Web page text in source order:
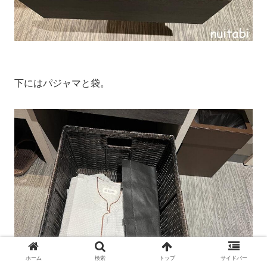
下にはパジャマと袋。
ホーム 検索 トップ サイドバー